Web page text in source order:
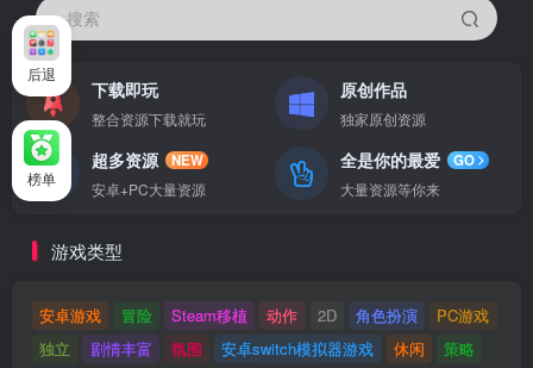
搜索
下载即玩
整合资源下载就玩
原创作品
独家原创资源
超多资源
NEW
安卓+PC大量资源
全是你的最爱
GO
大量资源等你来
游戏类型
安卓游戏 冒险 Steam移植 动作 2D 角色扮演
PC游戏
独立
剧情丰富 氛围 安卓switch模拟器游戏 休闲
策略
后退
榜单